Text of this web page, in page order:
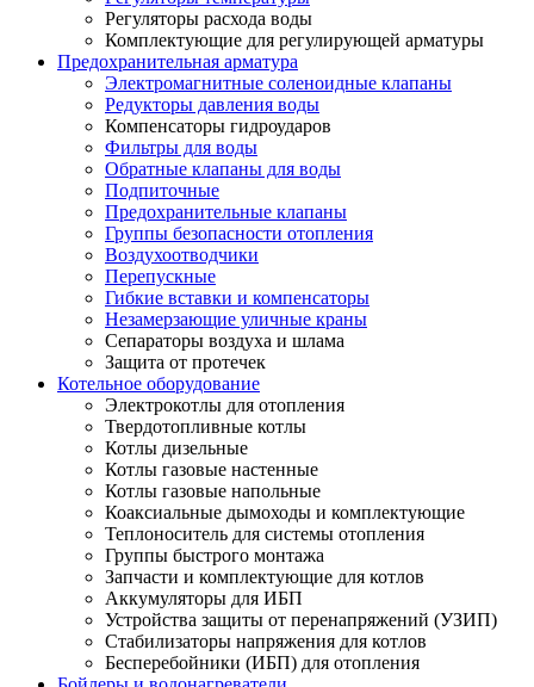
Регуляторы расхода воды
Комплектующие для регулирующей арматуры
Предохранительная арматура
Электромагнитные соленоидные клапаны
Редукторы давления воды
Компенсаторы гидроударов
Фильтры для воды
Обратные клапаны для воды
Подпиточные
Предохранительные клапаны
Группы безопасности отопления
Воздухоотводчики
Перепускные
Гибкие вставки и компенсаторы
Незамерзающие уличные краны
Сепараторы воздуха и шлама
Защита от протечек
Котельное оборудование
Электрокотлы для отопления
Твердотопливные котлы
Котлы дизельные
Котлы газовые настенные
Котлы газовые напольные
Коаксиальные дымоходы и комплектующие
Теплоноситель для системы отопления
Группы быстрого монтажа
Запчасти и комплектующие для котлов
Аккумуляторы для ИБП
Устройства защиты от перенапряжений (УЗИП)
Стабилизаторы напряжения для котлов
Бесперебойники (ИБП) для отопления